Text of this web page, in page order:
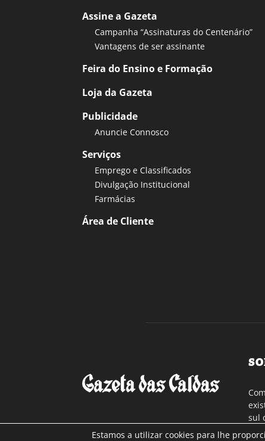
Assine a Gazeta
Campanha “Assinaturas do Centenário”
Vantagens de ser assinante
Feira do Ensino e Formação
Loja da Gazeta
Publicidade
Anuncie Connosco
Serviços
Emprego e Classificados
Divulgação Institucional
Farmácias
Área de Cliente
sul
a
Estamos a utilizar cookies para lhe